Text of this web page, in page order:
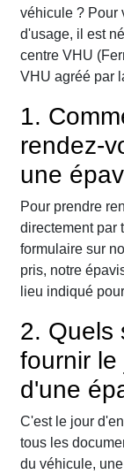
véhicule ? Pour
d'usage, il est
centre VHU
VHU agréé par
1.
rendez-
une
Pour prendre
directement par
formulaire sur
pris, notre
lieu indiqué
2. Quels
fournir
d'une
C'est le jour
tous les
du véhicule,